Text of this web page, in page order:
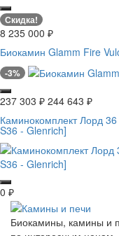
Скидка!
8 235 000 ₽
Биокамин Glamm Fire
-3%
237 303 ₽ 244 643 ₽
Каминокомплект Лорд
S36 - Glenrich]
0 ₽
Биокамины, камины и